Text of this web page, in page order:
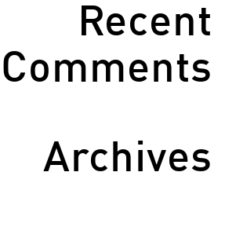
Recent
Comments
Archives